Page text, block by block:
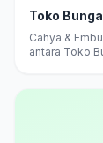
Toko
Cahya &
antara Toko